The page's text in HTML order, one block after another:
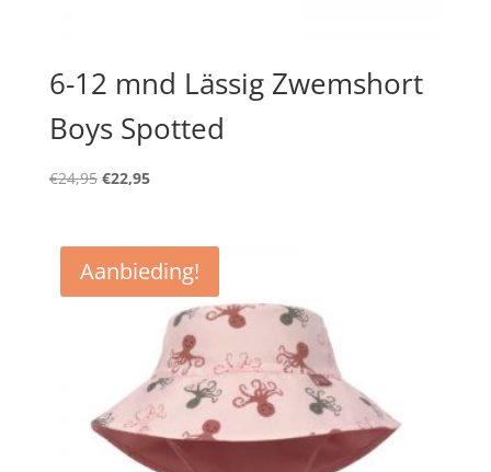
6-12 mnd Lässig Zwemshort
Boys Spotted
€24,95 Oorspronkelijke
€24,95.
€22,95Huidige
€22,95.
Aanbieding!